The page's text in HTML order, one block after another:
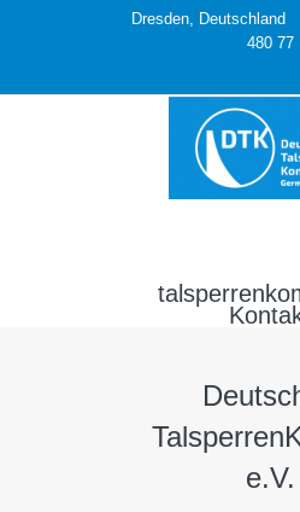
Dresden, Deutschland
480 77
e.V.